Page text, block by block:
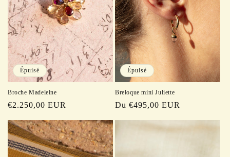
Épuisé
Broche Madeleine
Prix
€2.250,00 EUR
Épuisé
Breloque mini Juliette
Prix
Du €495,00 EUR